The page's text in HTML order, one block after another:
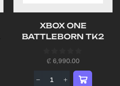
XBOX ONE
BATTLEBORN TK2
₡ 6,990.00